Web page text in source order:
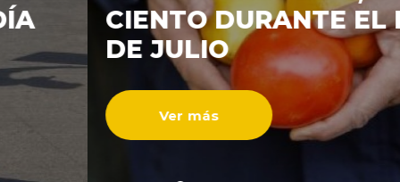
ENTREVISTAS
CIENTO DURANTE EL MES
DE JULIO
Ver más